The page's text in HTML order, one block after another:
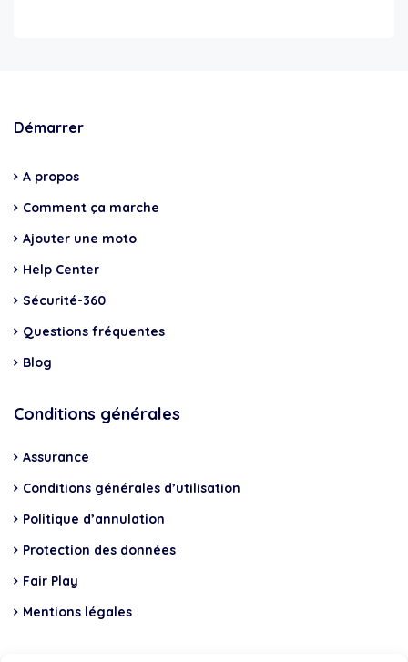
Démarrer
A propos
Comment ça marche
Ajouter une moto
Help Center
Sécurité-360
Questions fréquentes
Blog
Conditions générales
Assurance
Conditions générales d’utilisation
Politique d’annulation
Protection des données
Fair Play
Mentions légales